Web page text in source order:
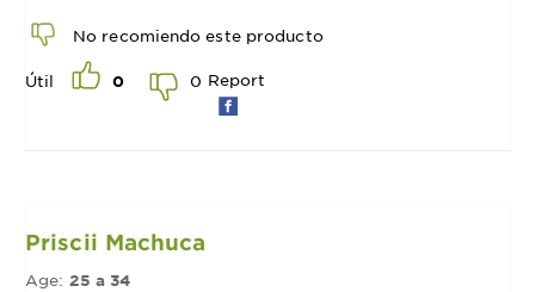
No recomiendo este producto
Útil 0 0 Report
Priscii Machuca
Age: 25 a 34